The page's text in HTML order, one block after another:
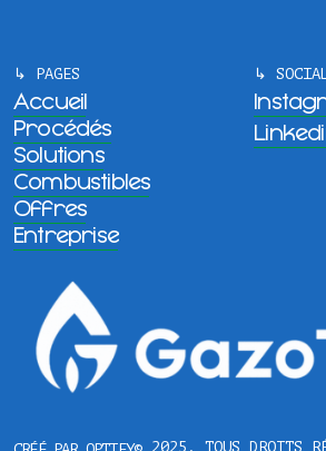
↳ PAGES
Accueil
Procédés
Solutions
Combustibles
Offres
Entreprise
↳
© 2025, TOUS DROITS